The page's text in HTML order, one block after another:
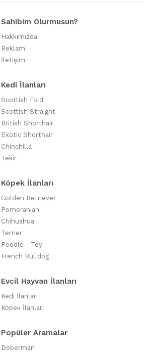
Sahibim Olurmusun?
Hakkımızda
Reklam
İletişim
Kedi İlanları
Scottish Fold
Scottish Straight
British Shorthair
Exotic Shorthair
Chinchilla
Tekir
Köpek İlanları
Golden Retriever
Pomeranian
Chihuahua
Terrier
Poodle - Toy
French Bulldog
Evcil Hayvan İlanları
Kedi İlanları
Köpek İlanları
Popüler Aramalar
Doberman